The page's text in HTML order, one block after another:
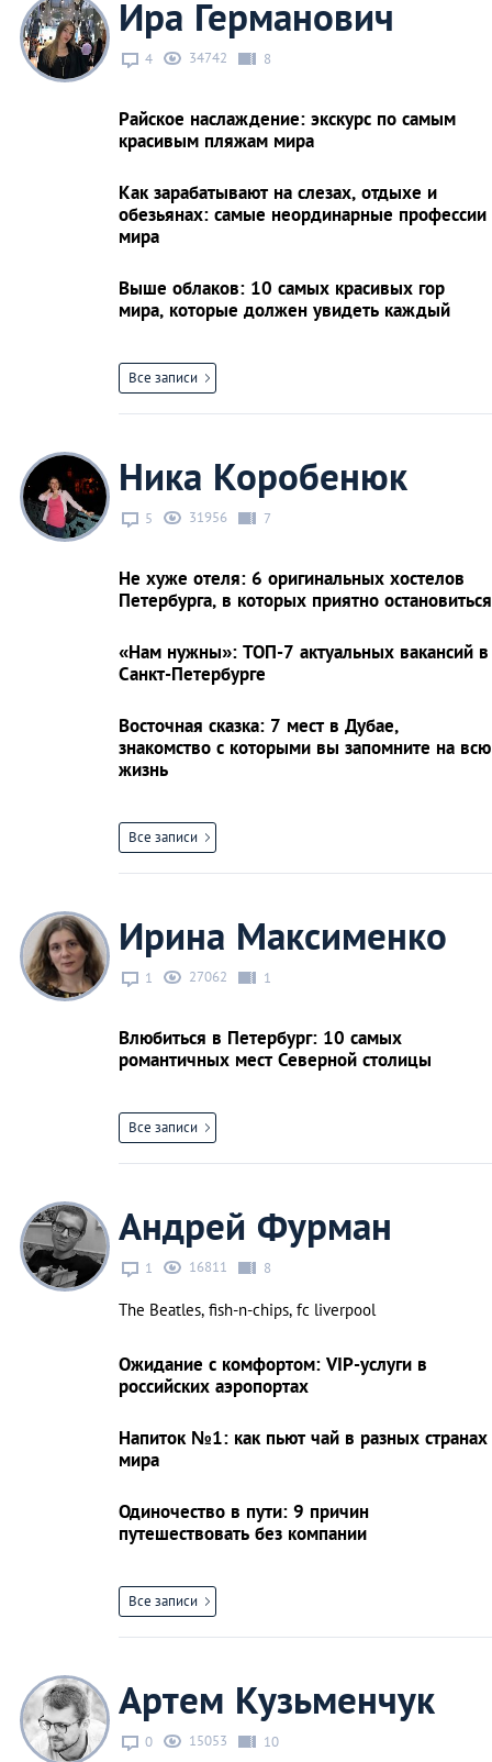
Ира Германович
4 34742 8
Райское наслаждение: экскурс по самым
красивым пляжам мира
Как зарабатывают на слезах, отдыхе и
обезьянах: самые неординарные профессии
мира
Выше облаков: 10 самых красивых гор
мира, которые должен увидеть каждый
Все записи
Ника Коробенюк
5 31956 7
Не хуже отеля: 6 оригинальных хостелов
Петербурга, в которых приятно остановиться
«Нам нужны»: ТОП-7 актуальных вакансий в
Санкт-Петербурге
Восточная сказка: 7 мест в Дубае,
знакомство с которыми вы запомните на всю
жизнь
Все записи
Ирина Максименко
1 27062 1
Влюбиться в Петербург: 10 самых
романтичных мест Северной столицы
Все записи
Андрей Фурман
1 16811 8
The Beatles, fish-n-chips, fc liverpool
Ожидание с комфортом: VIP-услуги в
российских аэропортах
Напиток №1: как пьют чай в разных странах
мира
Одиночество в пути: 9 причин
путешествовать без компании
Все записи
Артем Кузьменчук
0 15053 10